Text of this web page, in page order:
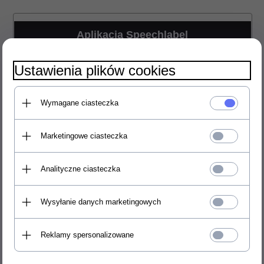
Aplikacja Speechlabel
Darmowa aplikacja na
telefony iOS oraz
Android, umożliwiająca
pomocą etykiet QR
Szczegóły
Ustawienia plików cookies
Wymagane ciasteczka
Marketingowe ciasteczka
Analityczne ciasteczka
Wysyłanie danych marketingowych
Reklamy spersonalizowane